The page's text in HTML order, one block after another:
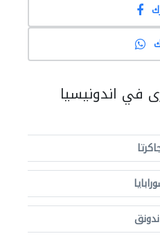
في اندونيسيا